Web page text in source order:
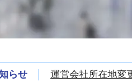
らせ 運営会社所在地変